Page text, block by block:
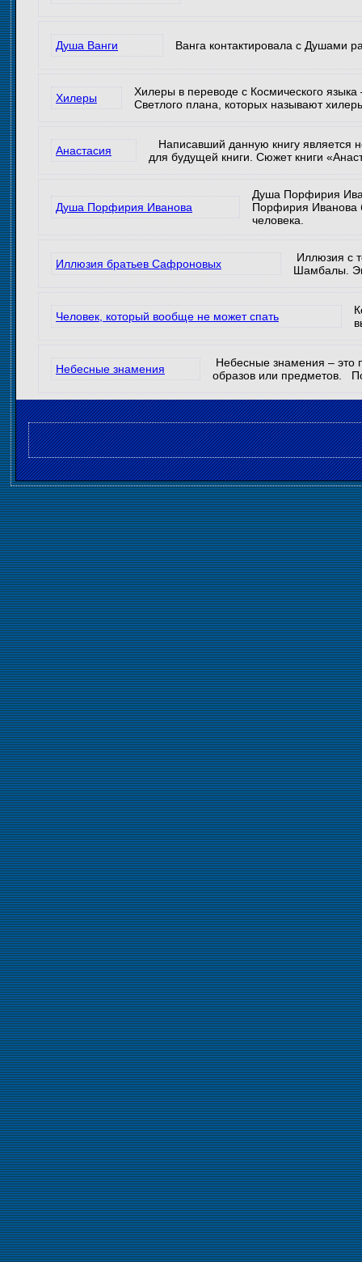
Душа Ванги Ванга контактировала с Душами
Хилеры
Хилеры в переводе с Космического
Светлого плана, которых называют
Анастасия
Написавший данную книгу является
для будущей книги. Сюжет книги
Душа Порфирия Иванова
Душа Порфирия
Порфирия Иванова
человека.
Иллюзия братьев Сафроновых
Иллюзия с
Шамбалы.
Человек, который вообще не может спать
Небесные знамения
Небесные знамения – это
образов или предметов.